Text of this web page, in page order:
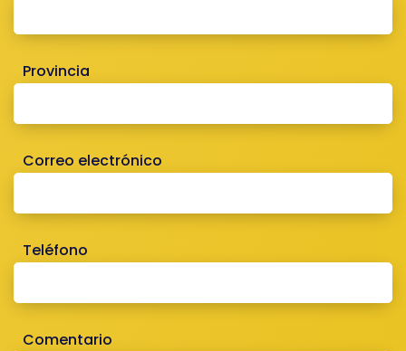
Provincia
Correo electrónico
Teléfono
Comentario